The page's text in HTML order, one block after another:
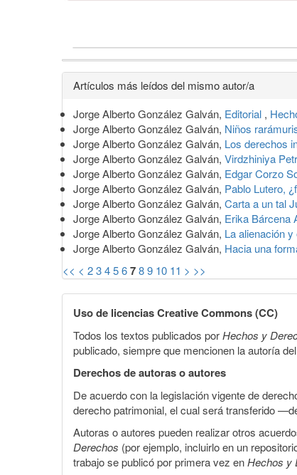
Detalles
del
artículo
Artículos más leídos del mismo autor/a
Jorge Alberto González Galván, Editorial ,
Jorge Alberto González Galván, Niños
Jorge Alberto González Galván, Los derechos
Jorge Alberto González Galván, Virdzhiniya
Jorge Alberto González Galván, Edgar Corzo
Jorge Alberto González Galván, Pablo Lutero,
Jorge Alberto González Galván, Carta a un tal
Jorge Alberto González Galván, Erika Bárcena
Jorge Alberto González Galván, La alienación
Jorge Alberto González Galván, Hacia una
<< < 23456789 10 11 > >>
Uso de licencias Creative Commons (CC)
Todos los textos publicados porHechos y
publicado, siempre que mencionen la autoría
Derechos de autoras o autores
De acuerdo con la legislación vigente de
derecho patrimonial, el cual será transferido
Autoras o autores pueden realizar otros
Derechos (por ejemplo, incluirlo en un
trabajo se publicó por primera vez enHechos y